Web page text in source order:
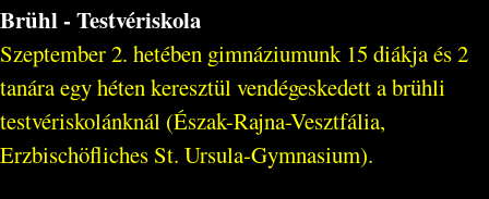
Brühl - Testvériskola
Szeptember 2. hetében gimnáziumunk 15 diákja és 2
tanára egy héten keresztül vendégeskedett a brühli
testvériskolánknál (Észak-Rajna-Vesztfália,
Erzbischöfliches St. Ursula-Gymnasium).